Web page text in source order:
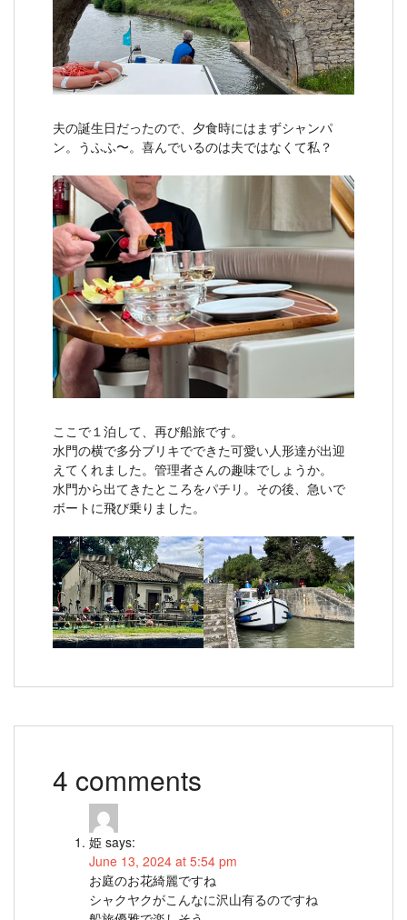
夫の誕生日だったので、夕食時にはまずシャンパ
ン。うふふ〜。喜んでいるのは夫ではなくて私？
ここで１泊して、再び船旅です。
水門の横で多分ブリキでできた可愛い人形達が出迎
えてくれました。管理者さんの趣味でしょうか。
水門から出てきたところをパチリ。その後、急いで
ボートに飛び乗りました。
4 comments
姫 says:
June 13, 2024 at 5:54 pm
お庭のお花綺麗ですね
シャクヤクがこんなに沢山有るのですね